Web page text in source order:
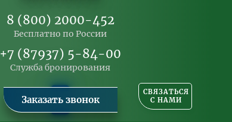
8 (800) 2000-452
Бесплатно по России
+7 (87937) 5-84-00
Служба бронирования
Заказать звонок СВЯЗАТЬСЯ
С НАМИ